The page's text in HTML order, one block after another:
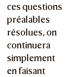
ces questions
préalables
résolues, on
continuera
simplement
en faisant